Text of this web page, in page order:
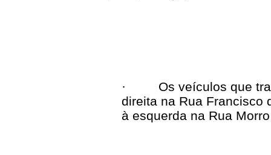
·
Os veículos que
direita na Rua Francisco
à esquerda na Rua